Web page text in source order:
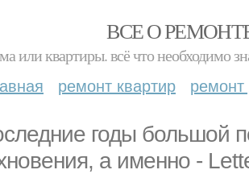
ВСЕ О
или квартиры. всё что необходимо
ремонт квартир
годы большой
а именно -